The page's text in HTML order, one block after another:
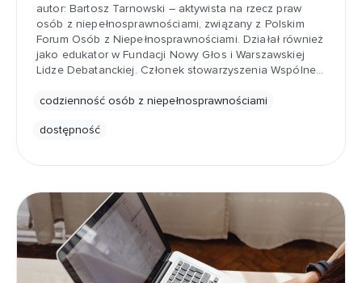
autor: Bartosz Tarnowski – aktywista na rzecz praw
osób z niepełnosprawnościami, związany z Polskim
Forum Osób z Niepełnosprawnościami. Działał również
jako edukator w Fundacji Nowy Głos i Warszawskiej
Lidze Debatanckiej. Członek stowarzyszenia Wspólne…
codzienność osób z niepełnosprawnościami
dostępność